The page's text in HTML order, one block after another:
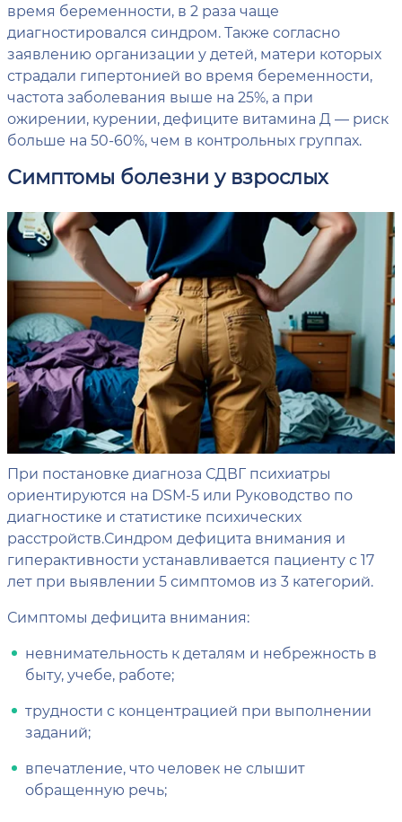
время беременности, в 2 раза чаще
диагностировался синдром. Также согласно
заявлению организации у детей, матери которых
страдали гипертонией во время беременности,
частота заболевания выше на 25%, а при
ожирении, курении, дефиците витамина Д — риск
больше на 50-60%, чем в контрольных группах.
Симптомы болезни у взрослых
При постановке диагноза СДВГ психиатры
ориентируются на DSM-5 или Руководство по
диагностике и статистике психических
расстройств.Синдром дефицита внимания и
гиперактивности устанавливается пациенту с 17
лет при выявлении 5 симптомов из 3 категорий.
Симптомы дефицита внимания:
невнимательность к деталям и небрежность в
быту, учебе, работе;
трудности с концентрацией при выполнении
заданий;
впечатление, что человек не слышит
обращенную речь;